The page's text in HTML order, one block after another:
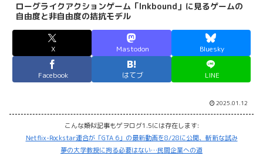
ローグライクアクションゲーム「Inkbound」に見るゲームの
自由度と非自由度の拮抗モデル
X Mastodon Bluesky
Facebook はてブ LINE
2025.01.12
こんな類似記事もゲヲログ1.5には存在します:
Netflix-Rockstar連合が「GTA 6」の最新動画を8/28に公開、斬新な試み
夢の大学教授に拘る必要はない…民間企業への道